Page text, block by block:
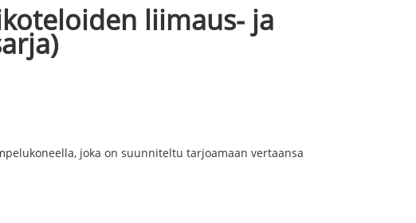
liimaus- ja
joka on suunniteltu tarjoamaan vertaansa